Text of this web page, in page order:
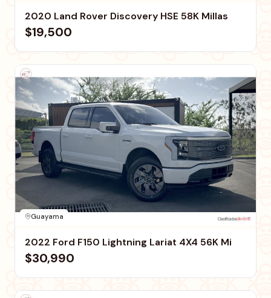
2020 Land Rover Discovery HSE 58K Millas
$19,500
Guayama
2022 Ford F150 Lightning Lariat 4X4 56K Mi
$30,990